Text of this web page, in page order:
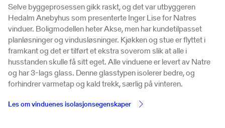
Selve byggeprosessen gikk raskt, og det var utbyggeren
Hedalm Anebyhus som presenterte Inger Lise for Natres
vinduer. Boligmodellen heter Akse, men har kundetilpasset
planløsninger og vindusløsninger. Kjøkken og stue er flyttet i
framkant og det er tilført et ekstra soverom slik at alle i
husstanden skulle få sitt eget. Alle vinduene er levert av Natre
og har 3-lags glass. Denne glasstypen isolerer bedre, og
forhindrer varmetap og kald trekk, særlig på vinteren.
Les om vinduenes isolasjonsegenskaper